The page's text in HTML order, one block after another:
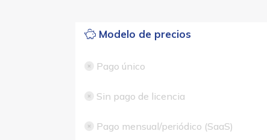
Modelo de precios
Pago único
Sin pago de licencia
Pago mensual/periódico (SaaS)